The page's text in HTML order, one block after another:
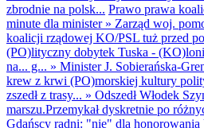
zbrodnie na polsk... Prawo prawa
minute dla minister» Zarząd woj.
koalicji rządowej KO/PSL tuż przed
(PO)lityczny dobytek Tuska -
na... g... » Minister J. Sobierańska-
krew z krwi (PO)morskiej kultury
zszedł z trasy... » Odszedł Włodek
marszu.Przemykał dyskretnie po
Gdańscy radni: "nie" dla honorowania